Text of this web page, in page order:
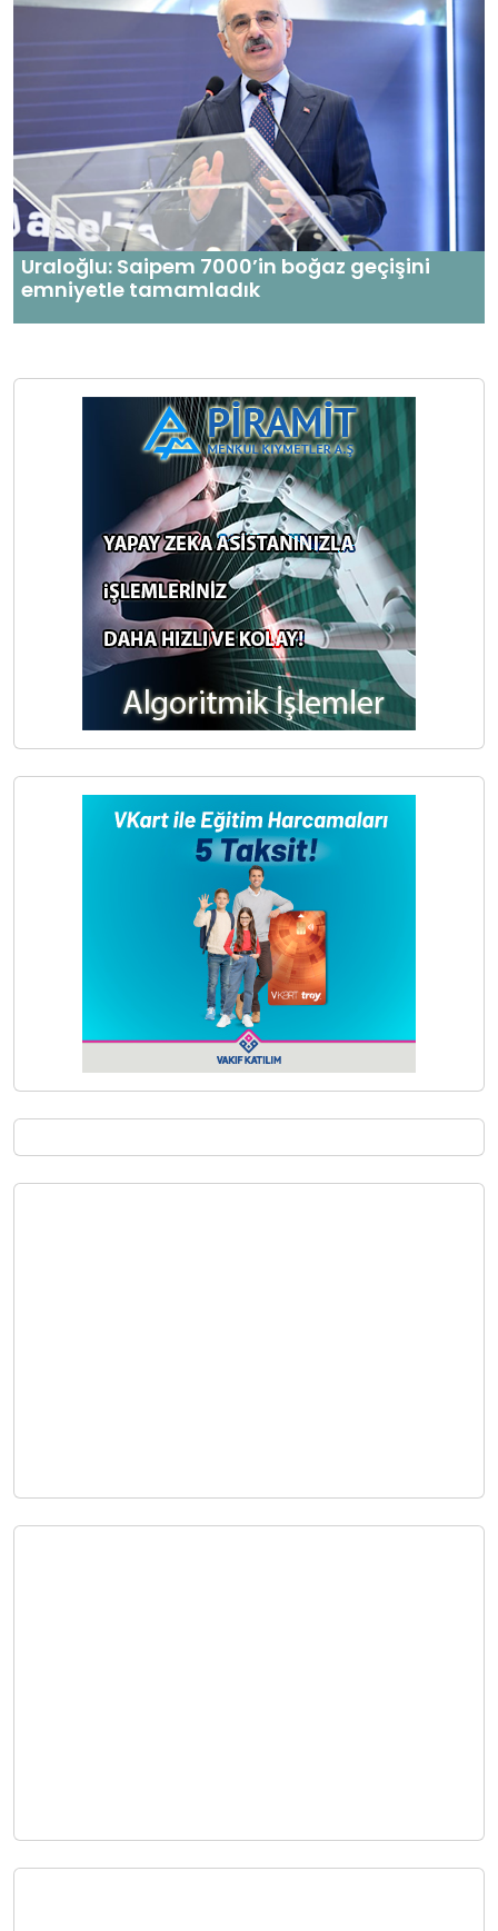
Uraloğlu: Saipem 7000’in boğaz geçişini
emniyetle tamamladık